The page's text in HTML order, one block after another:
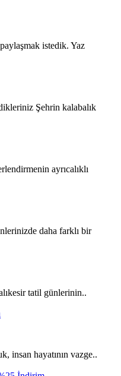
istedik. Yaz
Şehrin kalabalık
ayrıcalıklı
daha farklı bir
tatil günlerinin..
insan hayatının vazge..